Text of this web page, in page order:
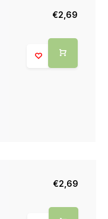
€2,69
€2,69